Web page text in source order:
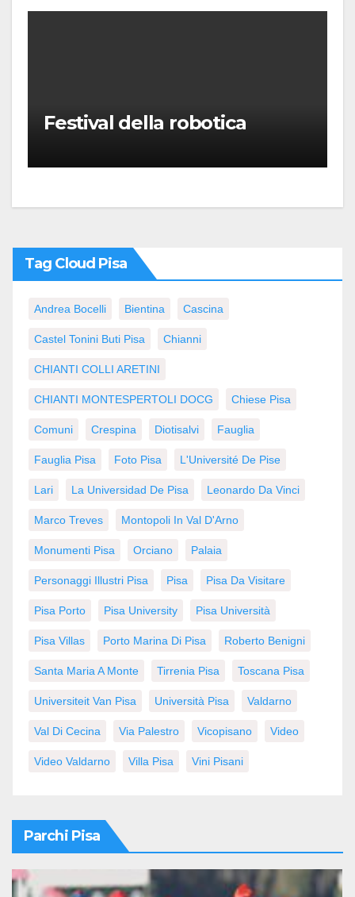
Festival della robotica
Tag Cloud Pisa
Andrea Bocelli Bientina Cascina
Castel Tonini Buti Pisa Chianni
CHIANTI COLLI ARETINI
CHIANTI MONTESPERTOLI DOCG Chiese Pisa
Comuni Crespina Diotisalvi Fauglia
Fauglia Pisa Foto Pisa L'Université De Pise
Lari La Universidad De Pisa Leonardo Da Vinci
Marco Treves Montopoli In Val D'Arno
Monumenti Pisa Orciano Palaia
Personaggi Illustri Pisa Pisa Pisa Da Visitare
Pisa Porto Pisa University Pisa Università
Pisa Villas Porto Marina Di Pisa Roberto Benigni
Santa Maria A Monte Tirrenia Pisa Toscana Pisa
Universiteit Van Pisa Università Pisa Valdarno
Val Di Cecina Via Palestro Vicopisano Video
Video Valdarno Villa Pisa Vini Pisani
Parchi Pisa